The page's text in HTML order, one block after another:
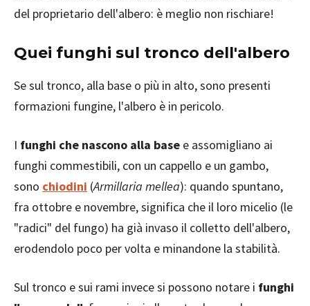
del proprietario dell'albero: è meglio non rischiare!
Quei funghi sul tronco dell'albero
Se sul tronco, alla base o più in alto, sono presenti
formazioni fungine, l'albero è in pericolo.
I funghi che nascono alla base e assomigliano ai
funghi commestibili, con un cappello e un gambo,
sono chiodini (Armillaria mellea): quando spuntano,
fra ottobre e novembre, significa che il loro micelio (le
"radici" del fungo) ha già invaso il colletto dell'albero,
erodendolo poco per volta e minandone la stabilità.
Sul tronco e sui rami invece si possono notare i funghi